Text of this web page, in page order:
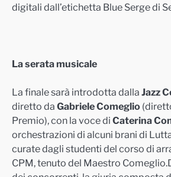
digitali dall’etichetta Blue Serge di
La serata musicale
La finale sarà introdotta dalla Jazz
diretto da Gabriele Comeglio
Premio), con la voce di Caterina
orchestrazioni di alcuni brani di
curate dagli studenti del corso di
CPM, tenuto del Maestro